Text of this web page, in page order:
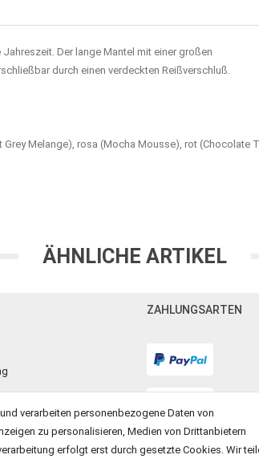
Der lange Mantel mit einer großen
durch einen verdeckten Reißverschluß.
Melange), rosa (Mocha Mousse), rot
ÄHNLICHE ARTIKEL
ZAHLUNGSARTEN
verarbeiten personenbezogene Daten von
zu personalisieren, Medien von Drittanbietern
erfolgt erst durch gesetzte Cookies. Wir